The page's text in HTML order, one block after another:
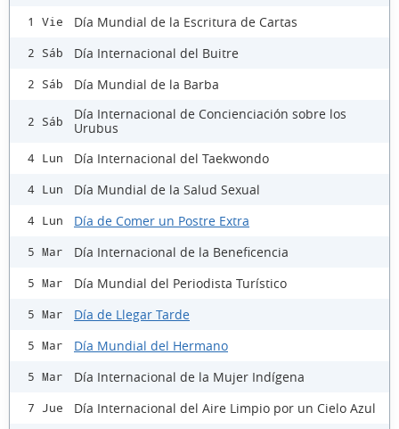
1 Vie Día Mundial de la Escritura de Cartas
2 Sáb Día Internacional del Buitre
2 Sáb Día Mundial de la Barba
2 Sáb
Día Internacional de Concienciación sobre los
Urubus
4 Lun Día Internacional del Taekwondo
4 Lun Día Mundial de la Salud Sexual
4 Lun Día de Comer un Postre Extra
5 Mar Día Internacional de la Beneficencia
5 Mar Día Mundial del Periodista Turístico
5 Mar Día de Llegar Tarde
5 Mar Día Mundial del Hermano
5 Mar Día Internacional de la Mujer Indígena
7 Jue Día Internacional del Aire Limpio por un Cielo Azul